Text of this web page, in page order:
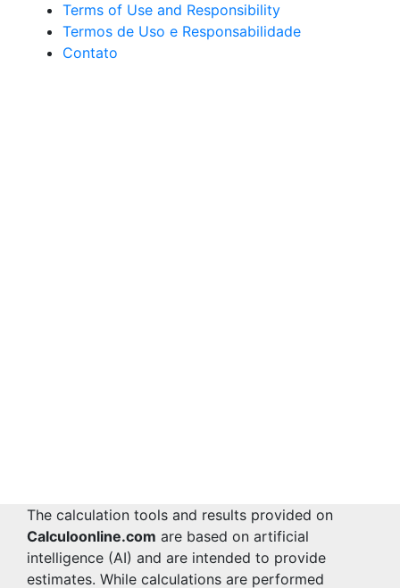
Terms of Use and Responsibility
Termos de Uso e Responsabilidade
Contato
The calculation tools and results provided on
Calculoonline.com are based on artificial
intelligence (AI) and are intended to provide
estimates. While calculations are performed